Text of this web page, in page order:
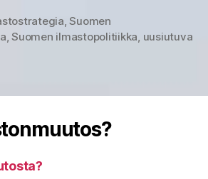
,Suomen
,Suomen ilmastopolitiikka, uusiutuva